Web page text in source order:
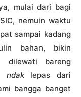
mulai dari bagi
nemuin waktu
sampai kadang
bahan, bikin
dilewati bareng
ndaklepas dari
bangga banget